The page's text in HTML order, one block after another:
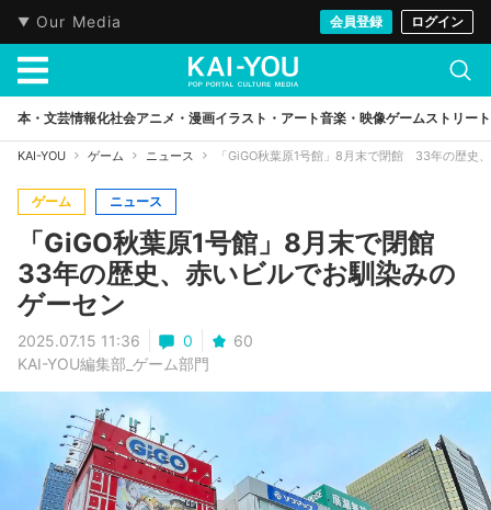
Our Media 会員登録 ログイン
本・文芸情報化社会アニメ・漫画イラスト・アート音楽・映像ゲームストリート
KAI-YOU ゲーム ニュース 「GiGO秋葉原1号館」8月末で閉館 33年の歴史
ゲーム ニュース
「GiGO秋葉原1号館」8月末で閉館
33年の歴史、赤いビルでお馴染みの
ゲーセン
2025.07.15 11:36 0
60
KAI-YOU編集部_ゲーム部門